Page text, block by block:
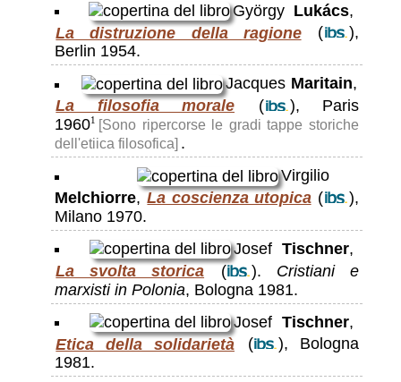
György Lukács,
La distruzione della ragione (
),
Berlin 1954.
Jacques Maritain,
La filosofia morale (
), Paris
19601 [Sono ripercorse le gradi tappe storiche
dell'etiica filosofica] .
Virgilio
Melchiorre,La coscienza utopica (
),
Milano 1970.
Josef Tischner,
La svolta storica ( ). Cristiani e
marxisti in Polonia, Bologna 1981.
Josef Tischner,
Etica della solidarietà (
), Bologna
1981.